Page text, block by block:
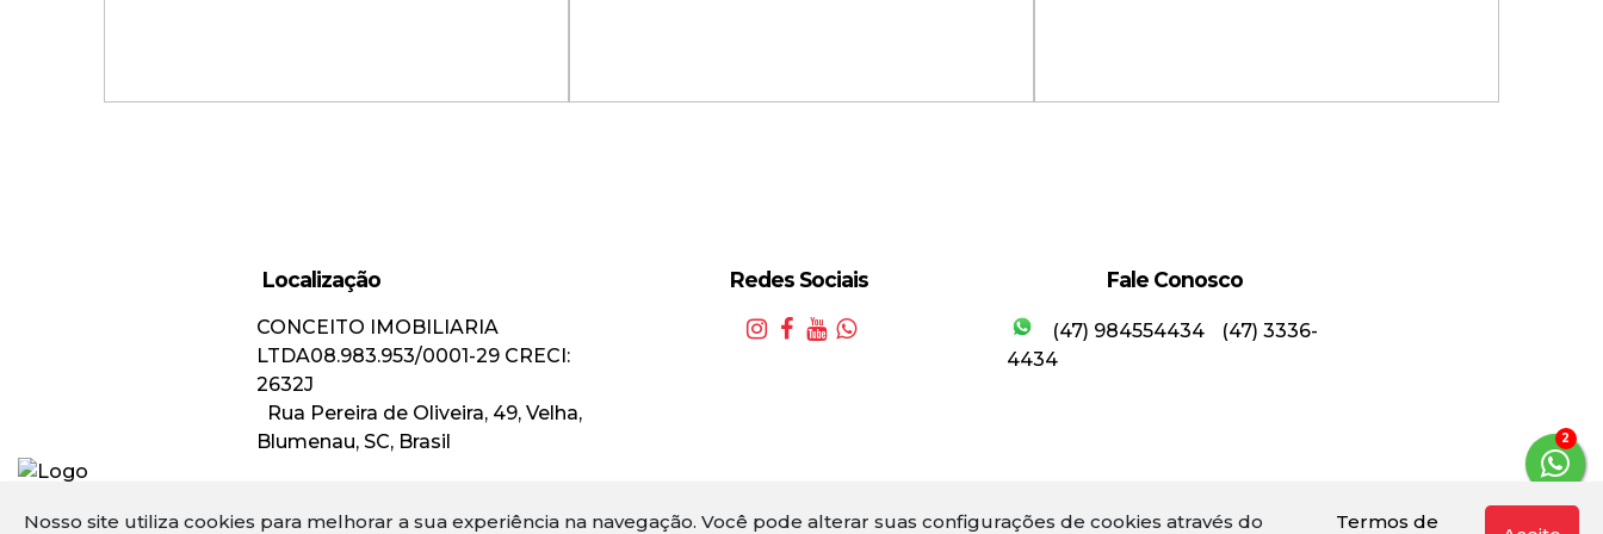
3
Nosso site utiliza cookies para melhorar a sua experiência na navegação. Você pode alterar suas configurações de cookies através do Termos de
Apartamento com 2 Dormitórios
na Água Verde!
R$410.000,00
Valor de Venda
Apartamento com 2 Dormitórios
com 2 Dormitórios no Bairro
Localização
CONCEITO IMOBILIARIA
LTDA08.983.953/0001-29 CRECI:
2632J
Rua Pereira de Oliveira, 49, Velha,
Blumenau, SC, Brasil
Redes Sociais Fale Conosco
(47) 984554434
(47) 3336-
4434